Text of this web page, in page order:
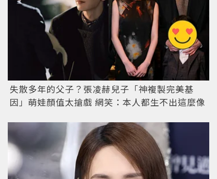
失散多年的父子？張凌赫兒子「神複製完美基
因」萌娃顏值太搶戲 網笑：本人都生不出這麼像